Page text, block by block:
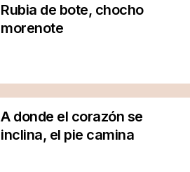
Rubia de bote, chocho
morenote
A donde el corazón se
inclina, el pie camina